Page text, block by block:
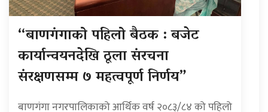
“बाणगंगाको पहिलो बैठक : बजेट
कार्यान्वयनदेखि ठूला संरचना
संरक्षणसम्म ७ महत्वपूर्ण निर्णय”
बाणगंगा नगरपालिकाको आर्थिक वर्ष २०८३/८४ को पहिलो